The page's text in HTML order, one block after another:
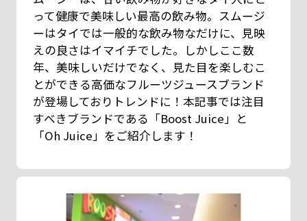
って健康で美味しい最高の飲み物。スムージ
ーはタイでは一般的な飲み物なだけに、見映
えの良さはイマイチでした。しかしここ数
年、美味しいだけでなく、見た目を楽しむこ
とができる高価なフルーツジュースブランド
が登場しておりトレンドに！本記事では注目
すべきブランドである「Boost Juice」と
「Oh Juice」をご紹介します！